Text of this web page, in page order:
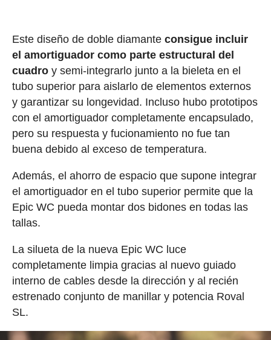
Este diseño de doble diamante consigue incluir
el amortiguador como parte estructural del
cuadroy semi-integrarlo junto a la bieleta en el
tubo superior para aislarlo de elementos externos
y garantizar su longevidad. Incluso hubo prototipos
con el amortiguador completamente encapsulado,
pero su respuesta y fucionamiento no fue tan
buena debido al exceso de temperatura.
Además, el ahorro de espacio que supone integrar
el amortiguador en el tubo superior permite que la
Epic WC pueda montar dos bidones en todas las
tallas.
La silueta de la nueva Epic WC luce
completamente limpia gracias al nuevo guiado
interno de cables desde la dirección y al recién
estrenado conjunto de manillar y potencia Roval
SL.